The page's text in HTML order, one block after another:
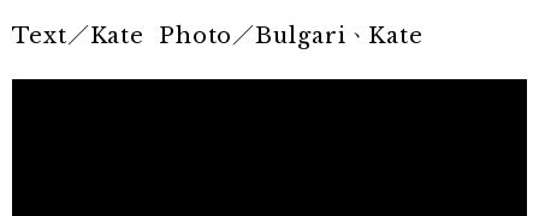
Text／Kate Photo／Bulgari、Kate